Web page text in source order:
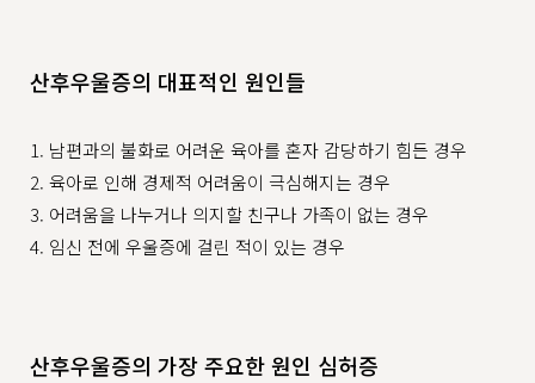
산후우울증의 대표적인 원인들
1. 남편과의 불화로 어려운 육아를 혼자 감당하기 힘든 경우
2. 육아로 인해 경제적 어려움이 극심해지는 경우
3. 어려움을 나누거나 의지할 친구나 가족이 없는 경우
4. 임신 전에 우울증에 걸린 적이 있는 경우
산후우울증의 가장 주요한 원인 심허증